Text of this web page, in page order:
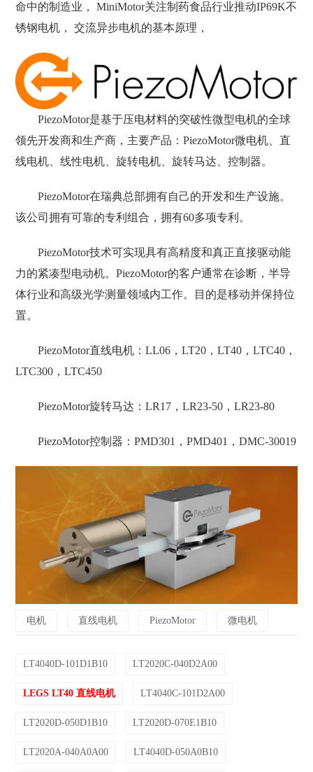
命中的制造业， MiniMotor关注制药食品行业推动IP69K不
锈钢电机， 交流异步电机的基本原理，
PiezoMotor是基于压电材料的突破性微型电机的全球
领先开发商和生产商，主要产品：PiezoMotor微电机、直
线电机、线性电机、旋转电机、旋转马达、控制器。
PiezoMotor在瑞典总部拥有自己的开发和生产设施。
该公司拥有可靠的专利组合，拥有60多项专利。
PiezoMotor技术可实现具有高精度和真正直接驱动能
力的紧凑型电动机。PiezoMotor的客户通常在诊断，半导
体行业和高级光学测量领域内工作。目的是移动并保持位
置。
PiezoMotor直线电机：LL06，LT20，LT40，LTC40，
LTC300，LTC450
PiezoMotor旋转马达：LR17，LR23-50，LR23-80
PiezoMotor控制器：PMD301，PMD401，DMC-30019
电机 直线电机 PiezoMotor 微电机
LT4040D-101D1B10 LT2020C-040D2A00
LEGS LT40 直线电机 LT4040C-101D2A00
LT2020D-050D1B10 LT2020D-070E1B10
LT2020A-040A0A00 LT4040D-050A0B10